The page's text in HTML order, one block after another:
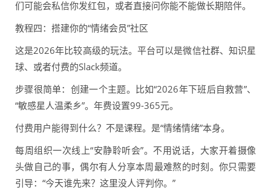
们可能会私信你发红包，或者直接问你能不能做长期陪伴。
教程四：搭建你的“情绪会员”社区
这是2026年比较高级的玩法。平台可以是微信社群、知识星
球、或者付费的Slack频道。
步骤很简单：创建一个主题。比如“2026年下班后自救营”、
“敏感星人温柔乡”。年费设置99-365元。
付费用户能得到什么？不是课程。是“情绪情绪”本身。
每周组织一次线上“安静聆听会”。不用说话，大家开着摄像
头做自己的事，偶尔有人分享本周最难熬的时刻。你只需要
引导：“今天谁先来？这里没人评判你。”